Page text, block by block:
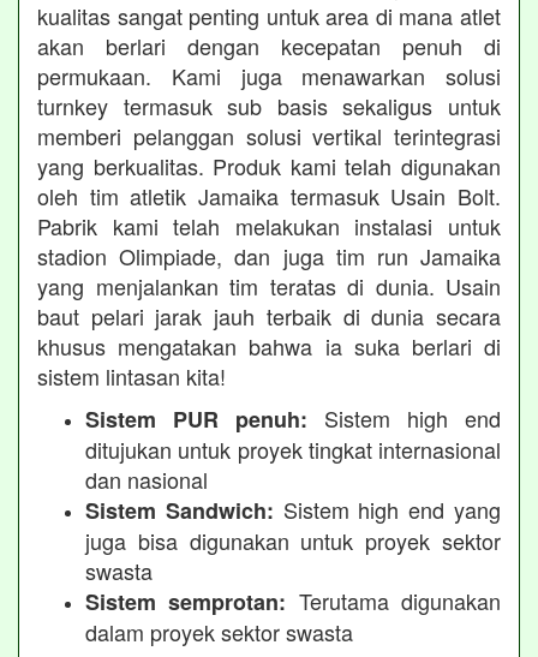
kualitas sangat penting untuk area di mana atlet
akan berlari dengan kecepatan penuh di
permukaan. Kami juga menawarkan solusi
turnkey termasuk sub basis sekaligus untuk
memberi pelanggan solusi vertikal terintegrasi
yang berkualitas. Produk kami telah digunakan
oleh tim atletik Jamaika termasuk Usain Bolt.
Pabrik kami telah melakukan instalasi untuk
stadion Olimpiade, dan juga tim run Jamaika
yang menjalankan tim teratas di dunia. Usain
baut pelari jarak jauh terbaik di dunia secara
khusus mengatakan bahwa ia suka berlari di
sistem lintasan kita!
Sistem PUR penuh: Sistem high end
ditujukan untuk proyek tingkat internasional
dan nasional
Sistem Sandwich: Sistem high end yang
juga bisa digunakan untuk proyek sektor
swasta
Sistem semprotan: Terutama digunakan
dalam proyek sektor swasta